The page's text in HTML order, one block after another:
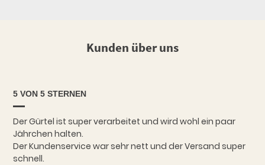
Kunden über uns
5 VON 5 STERNEN
Der Gürtel ist super verarbeitet und wird wohl ein paar
Jährchen halten.
Der Kundenservice war sehr nett und der Versand super
schnell.